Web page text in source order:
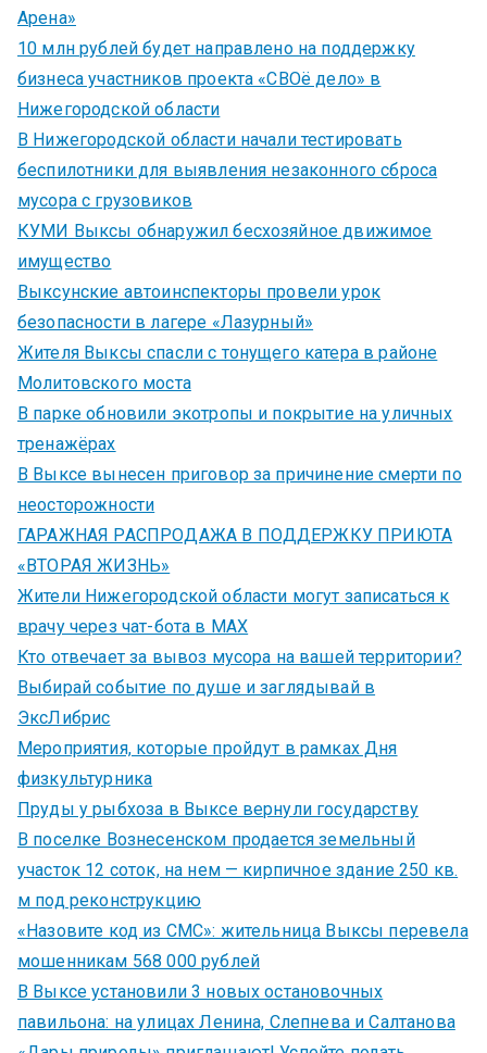
Арена»
10 млн рублей будет направлено на поддержку
бизнеса участников проекта «СВОё дело» в
Нижегородской области
В Нижегородской области начали тестировать
беспилотники для выявления незаконного сброса
мусора с грузовиков
КУМИ Выксы обнаружил бесхозяйное движимое
имущество
Выксунские автоинспекторы провели урок
безопасности в лагере «Лазурный»
Жителя Выксы спасли с тонущего катера в районе
Молитовского моста
В парке обновили экотропы и покрытие на уличных
тренажёрах
В Выксе вынесен приговор за причинение смерти по
неосторожности
ГАРАЖНАЯ РАСПРОДАЖА В ПОДДЕРЖКУ ПРИЮТА
«ВТОРАЯ ЖИЗНЬ»
Жители Нижегородской области могут записаться к
врачу через чат-бота в MAX
Кто отвечает за вывоз мусора на вашей территории?
Выбирай событие по душе и заглядывай в
ЭксЛибрис
Мероприятия, которые пройдут в рамках Дня
физкультурника
Пруды у рыбхоза в Выксе вернули государству
В поселке Вознесенском продается земельный
участок 12 соток, на нем — кирпичное здание 250 кв.
м под реконструкцию
«Назовите код из СМС»: жительница Выксы перевела
мошенникам 568 000 рублей
В Выксе установили 3 новых остановочных
павильона: на улицах Ленина, Слепнева и Салтанова